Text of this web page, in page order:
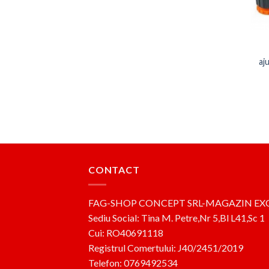
CONTACT
FAG-SHOP CONCEPT SRL-MAGAZIN
Sediu Social: Tina M. Petre,Nr 5,Bl L41,Sc 1
Cui: RO40691118
Registrul Comertului: J40/2451/2019
Telefon: 0769492534